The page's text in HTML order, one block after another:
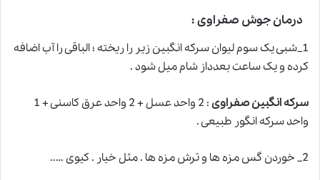
درمان جوش صفراوی :
1_شبی یک سوم لیوان سرکه انگبین زیر را ریخته ؛ الباقی را آب اضافه
کرده ویک ساعت بعدداز شام میل شود .
سرکه انگبین صفراوی
: 2 واحد عسل + 2 واحد عرق کاسنی + 1
واحد سرکه انگور طبیعی .
2_ خوردن گس مزه ها و ترش مزه ها . مثل خیار . کیوی …..